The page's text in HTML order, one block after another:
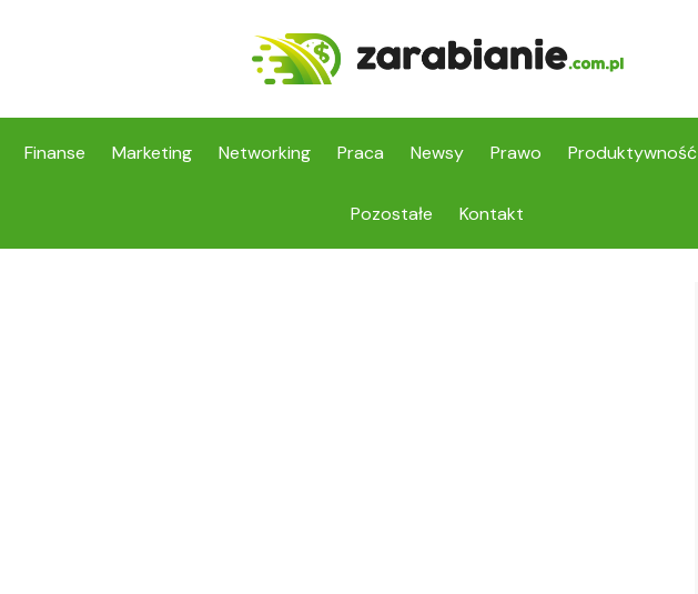
Finanse Marketing Networking Praca Newsy Prawo Produktywność
Pozostałe Kontakt